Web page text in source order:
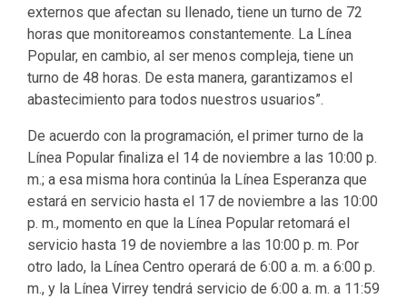
externos que afectan su llenado, tiene un turno de 72
horas que monitoreamos constantemente. La Línea
Popular, en cambio, al ser menos compleja, tiene un
turno de 48 horas. De esta manera, garantizamos el
abastecimiento para todos nuestros usuarios”.
De acuerdo con la programación, el primer turno de la
Línea Popular finaliza el 14 de noviembre a las 10:00 p.
m.; a esa misma hora continúa la Línea Esperanza que
estará en servicio hasta el 17 de noviembre a las 10:00
p. m., momento en que la Línea Popular retomará el
servicio hasta 19 de noviembre a las 10:00 p. m. Por
otro lado, la Línea Centro operará de 6:00 a. m. a 6:00 p.
m., y la Línea Virrey tendrá servicio de 6:00 a. m. a 11:59